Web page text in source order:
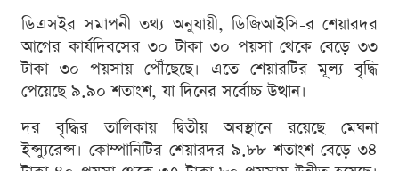
ডিএসইর সমাপনী তথ্য অনুযায়ী, ডিজিআইসি-র শেয়ারদর
আগের কার্যদিবসের ৩০ টাকা ৩০ পয়সা থেকে বেড়ে ৩৩
টাকা ৩০ পয়সায় পৌঁছেছে। এতে শেয়ারটির মূল্য বৃদ্ধি
পেয়েছে ৯.৯০ শতাংশ, যা দিনের সর্বোচ্চ উত্থান।
দর বৃদ্ধির তালিকায় দ্বিতীয় অবস্থানে রয়েছে মেঘনা
ইন্স্যুরেন্স। কোম্পানিটির শেয়ারদর ৯.৮৮ শতাংশ বেড়ে ৩৪